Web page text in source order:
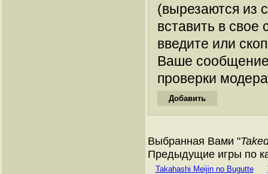
(вырезаются из
вставить в
введите или
Ваше
проверки
Выбранная Вами "
Предыдущие игры по
Takahashi Meijin no Bugutte